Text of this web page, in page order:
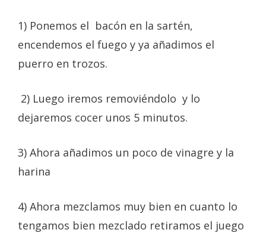
1) Ponemos el bacón en la sartén,
encendemos el fuego y ya añadimos el
puerro en trozos.
2) Luego iremos removiéndolo y lo
dejaremos cocer unos 5 minutos.
3) Ahora añadimos un poco de vinagre y la
harina
4) Ahora mezclamos muy bien en cuanto lo
tengamos bien mezclado retiramos el juego